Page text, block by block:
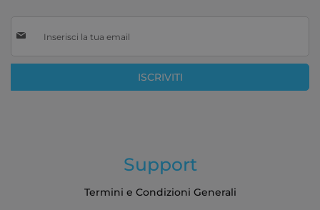
alla
Newsletter:
ISCRIVITI
Support
Termini e Condizioni Generali